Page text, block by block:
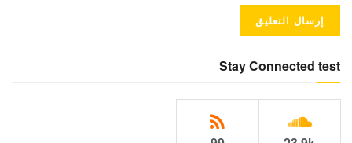
Stay Connected test